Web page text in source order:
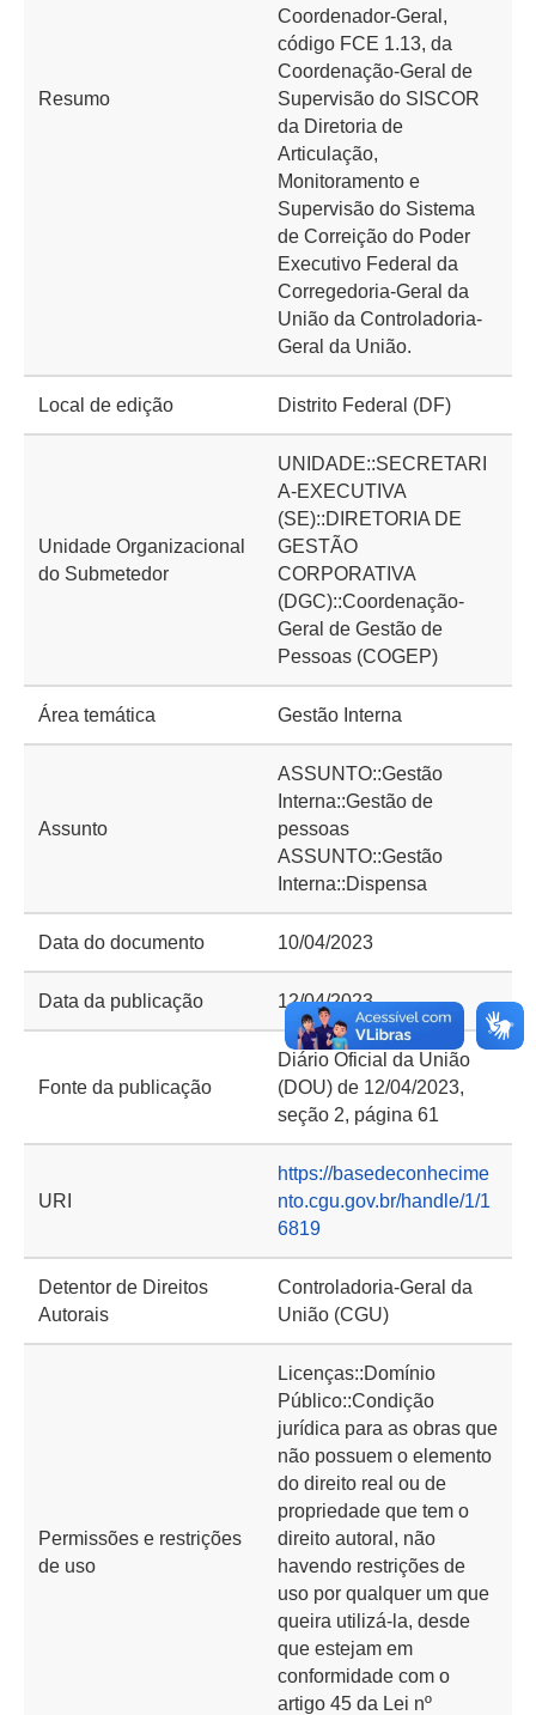
Resumo
Coordenador-Geral,
código FCE 1.13, da
Coordenação-Geral de
Supervisão do SISCOR
da Diretoria de
Articulação,
Monitoramento e
Supervisão do Sistema
de Correição do Poder
Executivo Federal da
Corregedoria-Geral da
União da Controladoria-
Geral da União.
Local de edição Distrito Federal (DF)
Unidade Organizacional
do Submetedor
UNIDADE::SECRETARI
A-EXECUTIVA
(SE)::DIRETORIA DE
GESTÃO
CORPORATIVA
(DGC)::Coordenação-
Geral de Gestão de
Pessoas (COGEP)
Área temática Gestão Interna
Assunto
ASSUNTO::Gestão
Interna::Gestão de
pessoas
ASSUNTO::Gestão
Interna::Dispensa
Data do documento 10/04/2023
Data da publicação 12/04/2023
Fonte da publicação
Diário Oficial da União
(DOU) de 12/04/2023,
seção 2, página 61
URI
https://basedeconhecime
nto.cgu.gov.br/handle/1/1
6819
Detentor de Direitos
Autorais
Controladoria-Geral da
União (CGU)
Permissões e restrições
de uso
Licenças::Domínio
Público::Condição
jurídica para as obras que
não possuem o elemento
do direito real ou de
propriedade que tem o
direito autoral, não
havendo restrições de
uso por qualquer um que
queira utilizá-la, desde
que estejam em
conformidade com o
artigo 45 da Lei nº